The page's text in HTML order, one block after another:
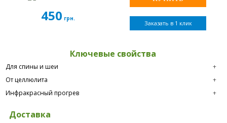
450 грн.
Заказать в 1 клик
Ключевые свойства
Для спины и шеи
+
От целлюлита
+
Инфракрасный прогрев
+
Доставка